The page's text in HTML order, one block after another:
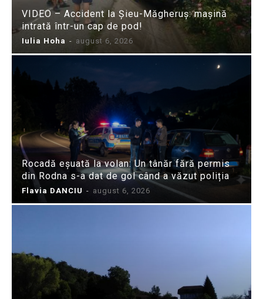
VIDEO – Accident la Șieu-Măgheruș: mașină
intrată într-un cap de pod!
Iulia Hoha - august 6, 2026
Rocadă eșuată la volan: Un tânăr fără permis
din Rodna s-a dat de gol când a văzut poliția
Flavia DANCIU - august 6, 2026